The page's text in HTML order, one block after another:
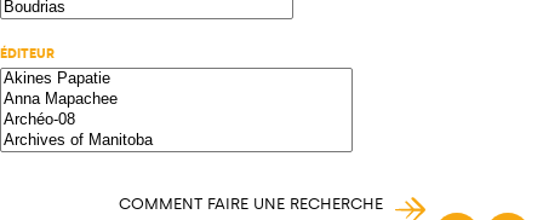
COMMENT FAIRE UNE RECHERCHE
ÉDITEUR